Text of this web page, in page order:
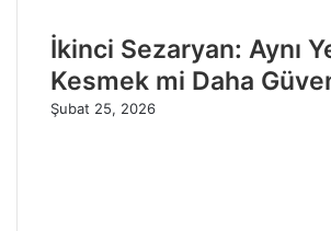
İkinci Sezaryan: Aynı
Kesmek mi Daha
Şubat 25, 2026